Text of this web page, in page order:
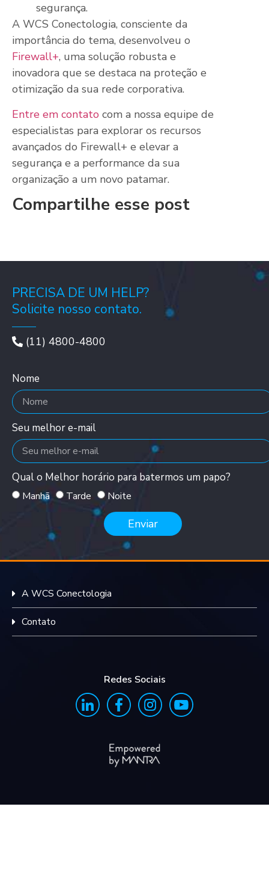
segurança.
A WCS Conectologia, consciente da
importância do tema, desenvolveu o
Firewall+, uma solução robusta e
inovadora que se destaca na proteção e
otimização da sua rede corporativa.
Entre em contato com a nossa equipe de
especialistas para explorar os recursos
avançados do Firewall+ e elevar a
segurança e a performance da sua
organização a um novo patamar.
Compartilhe esse post
PRECISA DE UM HELP?
Solicite nosso contato.
(11) 4800-4800
Nome
Seu melhor e-mail
Qual o Melhor horário para batermos um papo?
Manhã Tarde Noite
Enviar
A WCS Conectologia
Contato
Redes Sociais